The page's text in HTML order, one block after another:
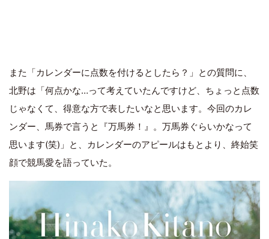
また「カレンダーに点数を付けるとしたら？」との質問に、
北野は「何点かな…って考えていたんですけど、ちょっと点数
じゃなくて、得意な方で表したいなと思います。今回のカレ
ンダー、馬券で言うと『万馬券！』。万馬券ぐらいかなって
思います(笑)」と、カレンダーのアピールはもとより、終始笑
顔で競馬愛を語っていた。